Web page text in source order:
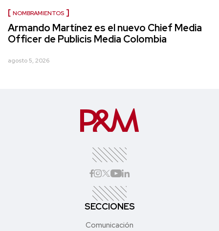
NOMBRAMIENTOS
Armando Martínez es el nuevo Chief Media
Officer de Publicis Media Colombia
agosto 5, 2026
SECCIONES
Comunicación